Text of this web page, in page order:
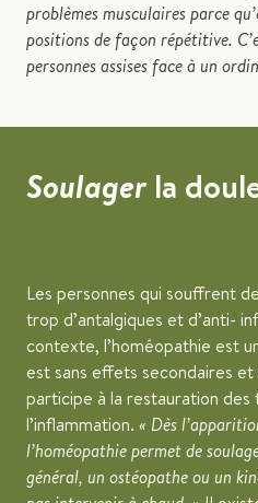
problèmes musculaires parce
positions de façon répétitive.
personnes assises face à un
Soulagerla
Les personnes qui souffrent
trop d’antalgiques et d’anti-
contexte, l’homéopathie est
est sans effets secondaires
participe à la restauration des
l’inflammation. « Dès
l’homéopathie permet de
général, un ostéopathe ou un